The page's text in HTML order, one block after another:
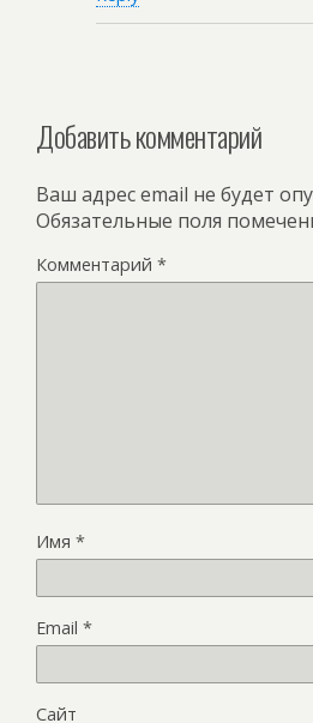
Добавить комментарий
Ваш адрес email не будет
Обязательные поля
Комментарий *
Имя *
Email *
Сайт